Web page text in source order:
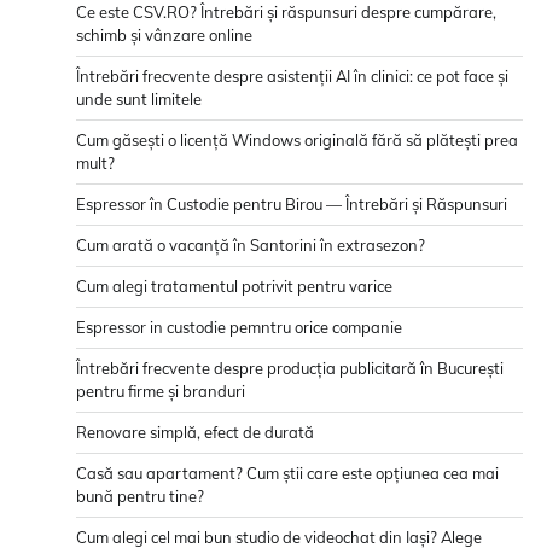
Ce este CSV.RO? Întrebări și răspunsuri despre cumpărare,
schimb și vânzare online
Întrebări frecvente despre asistenții AI în clinici: ce pot face și
unde sunt limitele
Cum găsești o licență Windows originală fără să plătești prea
mult?
Espressor în Custodie pentru Birou — Întrebări și Răspunsuri
Cum arată o vacanță în Santorini în extrasezon?
Cum alegi tratamentul potrivit pentru varice
Espressor in custodie pemntru orice companie
Întrebări frecvente despre producția publicitară în București
pentru firme și branduri
Renovare simplă, efect de durată
Casă sau apartament? Cum știi care este opțiunea cea mai
bună pentru tine?
Cum alegi cel mai bun studio de videochat din Iași? Alege